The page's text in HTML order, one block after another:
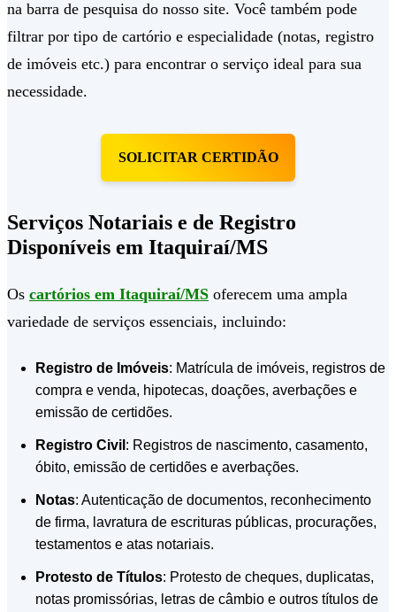
na barra de pesquisa do nosso site. Você também pode
filtrar por tipo de cartório e especialidade (notas, registro
de imóveis etc.) para encontrar o serviço ideal para sua
necessidade.
SOLICITAR CERTIDÃO
Serviços Notariais e de Registro
Disponíveis em Itaquiraí/MS
Os cartórios em Itaquiraí/MS oferecem uma ampla
variedade de serviços essenciais, incluindo:
Registro de Imóveis: Matrícula de imóveis, registros de
compra e venda, hipotecas, doações, averbações e
emissão de certidões.
Registro Civil : Registros de nascimento, casamento,
óbito, emissão de certidões e averbações.
Notas: Autenticação de documentos, reconhecimento
de firma, lavratura de escrituras públicas, procurações,
testamentos e atas notariais.
Protesto de Títulos: Protesto de cheques, duplicatas,
notas promissórias, letras de câmbio e outros títulos de